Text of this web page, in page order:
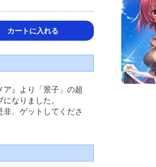
カートに入れる
ア』より「景子」の超
なりました。
、ゲットしてくださ